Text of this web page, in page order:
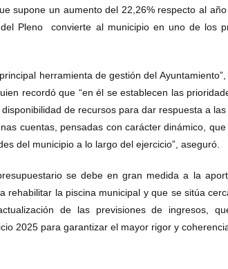
supone un aumento del 22,26% respecto al
Pleno convierte al municipio en uno de los
herramienta de gestión del
recordó que “en él se establecen las
de recursos para dar respuesta a
cuentas, pensadas con carácter dinámico,
del municipio a lo largo del ejercicio”, aseguró.
se debe en gran medida a la
rehabilitar la piscina municipal y que se sitúa
de las previsiones de ingresos,
2025 para garantizar el mayor rigor y